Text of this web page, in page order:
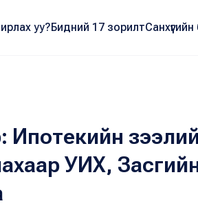
уу?Бидний 17 зорилт
зээлийн
УИХ,